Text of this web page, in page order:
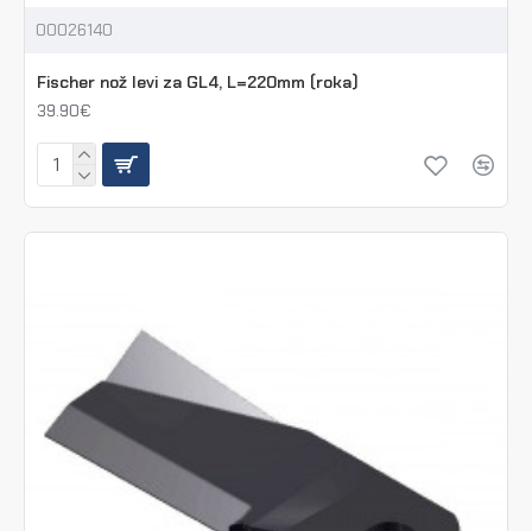
00026140
Fischer nož levi za GL4, L=220mm (roka)
39.90€